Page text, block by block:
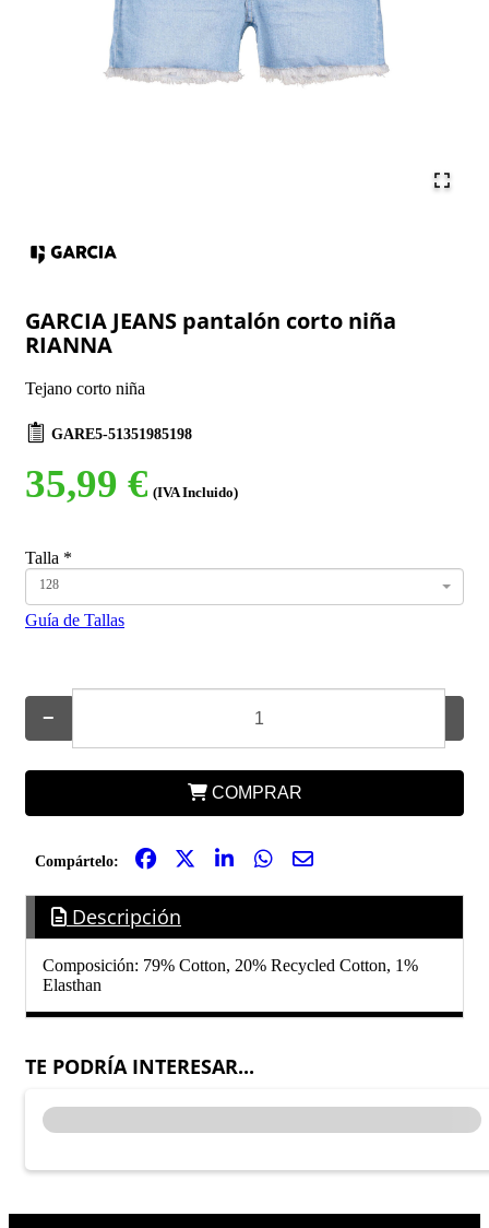
GARCIA JEANS pantalón corto niña
RIANNA
Tejano corto niña
GARE5-51351985198
35,99 € (IVA Incluido)
Talla *
128
Guía de Tallas
−
COMPRAR
Compártelo:
Descripción
Composición: 79% Cotton, 20% Recycled Cotton, 1%
Elasthan
TE PODRÍA INTERESAR...